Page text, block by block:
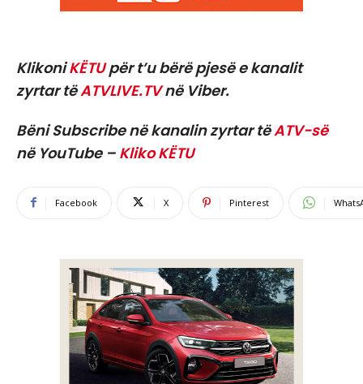
KlikoniKËTUpër t’u bërë pjesë e kanalit
zyrtar tëATVLIVE.TVnë Viber.
Bëni Subscribe në kanalin zyrtar tëATV-së
në YouTube – Kliko KËTU
Facebook X Pinterest